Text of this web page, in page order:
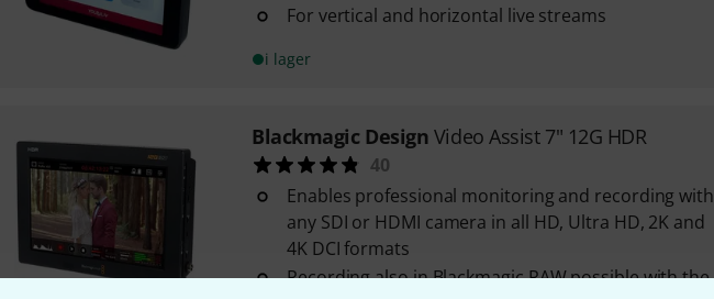
For vertical and horizontal live streams
i lager
Blackmagic Design Video Assist 7" 12G HDR
40
Enables professional monitoring and recording with
any SDI or HDMI camera in all HD, Ultra HD, 2K and
4K DCI formats
Recording also in Blackmagic RAW possible with the